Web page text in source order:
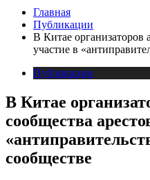
Главная
Публикации
В Китае организаторов
участие в
Публикации
В Китае
сообщества
сообществе